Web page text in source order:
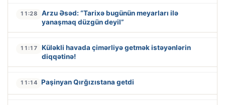
11:28
Arzu Əsəd: “Tarixə bugünün meyarları ilə
yanaşmaq düzgün deyil”
11:17
Küləkli havada çimərliyə getmək istəyənlərin
diqqətinə!
11:14 Paşinyan Qırğızıstana getdi